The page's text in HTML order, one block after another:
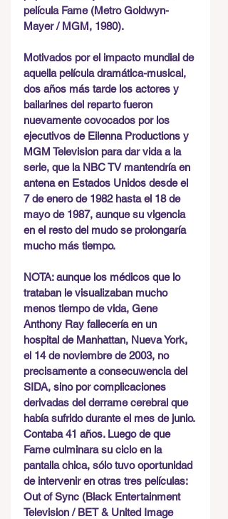
película Fame (Metro Goldwyn-
Mayer / MGM, 1980).
Motivados por el impacto mundial de
aquella película dramática-musical,
dos años más tarde los actores y
bailarines del reparto fueron
nuevamente covocados por los
ejecutivos de Eilenna Productions y
MGM Television para dar vida a la
serie, que la NBC TV mantendría en
antena en Estados Unidos desde el
7 de enero de 1982 hasta el 18 de
mayo de 1987, aunque su vigencia
en el resto del mudo se prolongaría
mucho más tiempo.
NOTA: aunque los médicos que lo
trataban le visualizaban mucho
menos tiempo de vida, Gene
Anthony Ray fallecería en un
hospital de Manhattan, Nueva York,
el 14 de noviembre de 2003, no
precisamente a consecuwencia del
SIDA, sino por complicaciones
derivadas del derrame cerebral que
había sufrido durante el mes de junio.
Contaba 41 años. Luego de que
Fame culminara su ciclo en la
pantalla chica, sólo tuvo oportunidad
de intervenir en otras tres películas:
Out of Sync (Black Entertainment
Television / BET & United Image